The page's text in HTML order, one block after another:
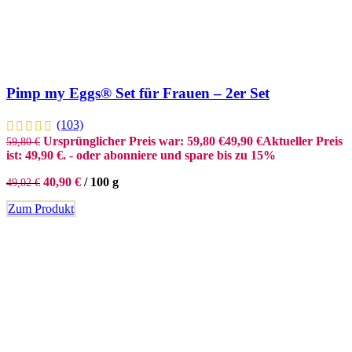
Pimp my Eggs® Set für Frauen – 2er Set
(103)
59,80€ Ursprünglicher Preis war: 59,80 €49,90 €Aktueller Preis
ist: 49,90 €. - oder abonniere und spare bis zu 15%
49,02€ 40,90 € / 100 g
Zum Produkt